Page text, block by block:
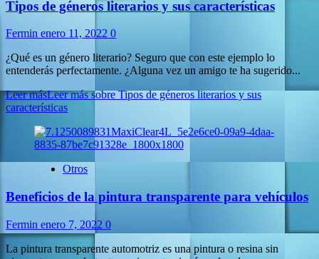
Tipos de géneros literarios y sus características
Fermin enero 11, 2022 0
¿Qué es un género literario? Seguro que con este ejemplo lo
entenderás perfectamente. ¿Alguna vez un amigo te ha sugerido...
Leer másLeer más sobre Tipos de géneros literarios y sus
características
Otros
Beneficios de la pintura transparente para vehículos
Fermin enero 7, 2022 0
La pintura transparente automotriz es una pintura o resina sin